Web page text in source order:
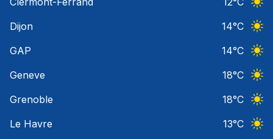
Dijon
14°C
GAP
14°C
Geneve
18°C
Grenoble
18°C
Le Havre
13°C